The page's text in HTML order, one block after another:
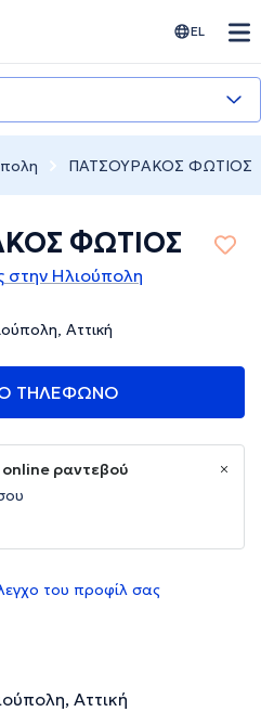
EL
ΠΑΤΣΟΥΡΑΚΟΣ ΦΩΤΙΟΣ
ΦΩΤΙΟΣ
στην Ηλιούπολη
Αττική
ΤΗΛΕΦΩΝΟ
ραντεβού
του προφίλ σας
Αττική